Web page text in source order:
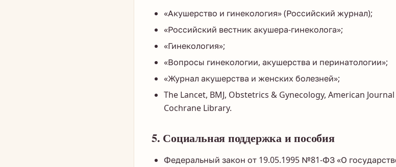
«Акушерство и гинекология» (Российский журнал);
«Российский вестник акушера-гинеколога»;
«Гинекология»;
«Вопросы гинекологии, акушерства и перинатологии»;
«Журнал акушерства и женских болезней»;
The Lancet, BMJ, Obstetrics & Gynecology, American
Cochrane Library.
5. Социальная поддержка и пособия
Федеральный закон от 19.05.1995 №81-ФЗ «О